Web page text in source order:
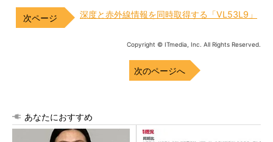
深度と赤外線情報を同時取得する「VL53L9」
Copyright © ITmedia, Inc. All Rights Reserved.
次のページへ
あなたにおすすめ